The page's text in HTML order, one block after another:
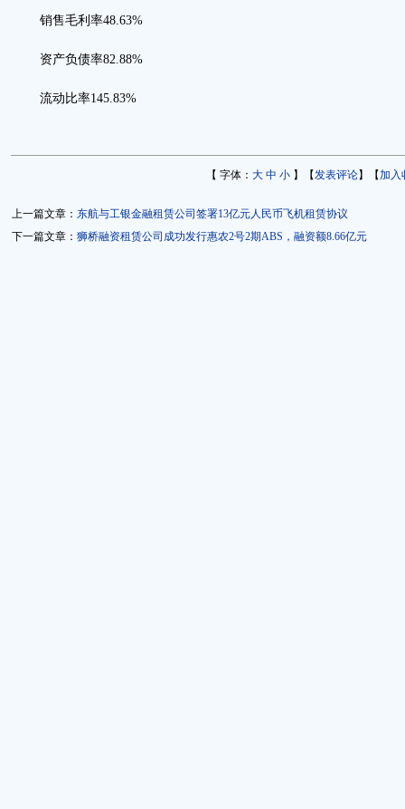
销售毛利率48.63%
资产负债率82.88%
流动比率145.83%
【 字体： 大 中 小 】【发表评论】【加入
上一篇文章： 东航与工银金融租赁公司签署13亿元人民币飞机租赁协议
下一篇文章： 狮桥融资租赁公司成功发行惠农2号2期ABS，融资额8.66亿元